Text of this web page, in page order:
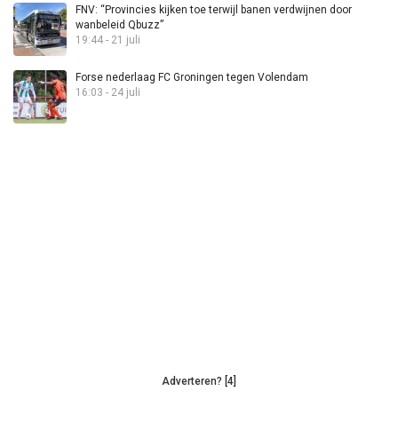
FNV: “Provincies kijken toe terwijl banen verdwijnen door
wanbeleid Qbuzz”
19:44 - 21 juli
Forse nederlaag FC Groningen tegen Volendam
16:03 - 24 juli
Adverteren? [4]